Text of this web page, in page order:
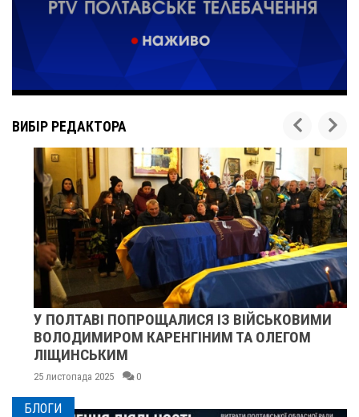
ВИБІР РЕДАКТОРА
У ПОЛТАВІ ПОПРОЩАЛИСЯ ІЗ ВІЙСЬКОВИМИ
ВОЛОДИМИРОМ КАРЕНГІНИМ ТА ОЛЕГОМ
ЛІЩИНСЬКИМ
25 листопада 2025 0
БЛОГИ